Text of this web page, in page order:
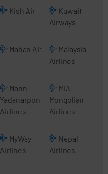
Kish Air
Kuwait
Airways
Mahan Air
Malaysia
Airlines
Mann
Yadanarpon
Airlines
MIAT
Mongolian
Airlines
MyWay
Airlines
Nepal
Airlines